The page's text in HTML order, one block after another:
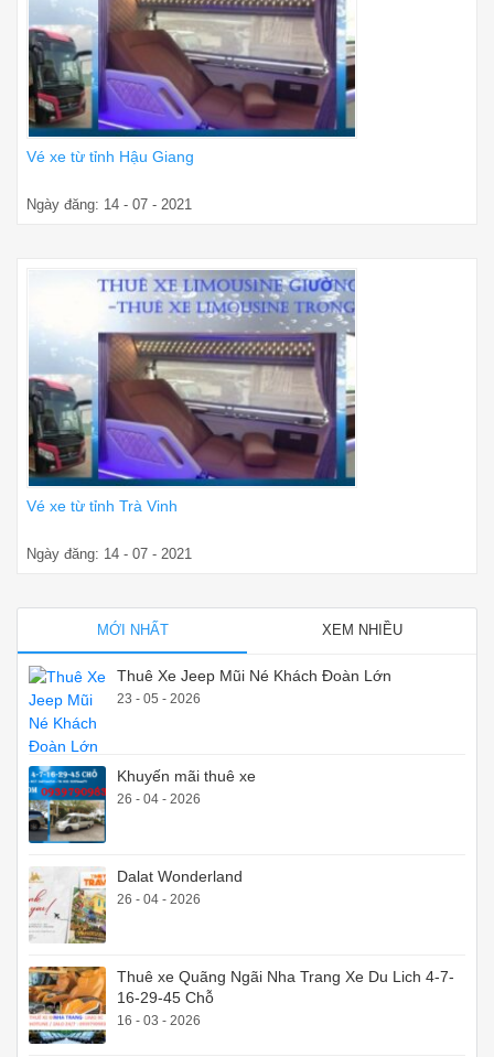
Vé xe từ tỉnh Hậu Giang
Ngày đăng: 14 - 07 - 2021
Vé xe từ tỉnh Trà Vinh
Ngày đăng: 14 - 07 - 2021
MỚI NHẤT XEM NHIỀU
Thuê Xe Jeep Mũi Né Khách Đoàn Lớn
23 - 05 - 2026
Khuyến mãi thuê xe
26 - 04 - 2026
Dalat Wonderland
26 - 04 - 2026
Thuê xe Quãng Ngãi Nha Trang Xe Du Lich 4-7-
16-29-45 Chỗ
16 - 03 - 2026